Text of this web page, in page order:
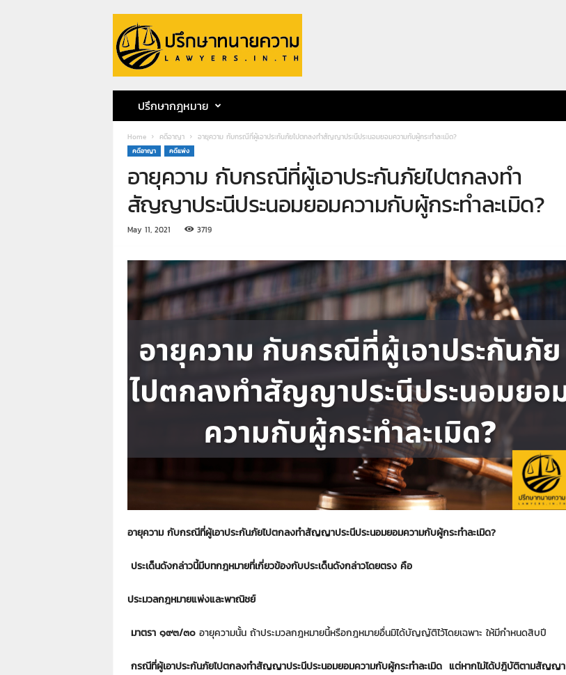
ป
ก
ษ
ปรึกษากฎหมาย
Home คดีอาญา อายุความ กับกรณีที่ผู้เอาประกันภัยไปตกลงทำสัญญาประนีประนอมยอมความกับผู้กระทำละเมิด?
คดีอาญา คดีแพ่ง
อายุความ กับกรณีที่ผู้เอาประกันภัยไปตกลงทำ
สัญญาประนีประนอมยอมความกับผู้กระทำละเมิด?
May 11, 2021 3719
อายุความ กับกรณีที่ผู้เอาประกันภัยไปตกลงทำสัญญาประนีประนอมยอมความกับผู้กระทำละเมิด?
ประเด็นดังกล่าวนี้มีบทกฎหมายที่เกี่ยวข้องกับประเด็นดังกล่าวโดยตรง คือ
ประมวลกฎหมายแพ่งและพาณิชย์
มาตรา ๑๙๓/๓๐ อายุความนั้น ถ้าประมวลกฎหมายนี้หรือกฎหมายอื่นมิได้บัญญัติไว้โดยเฉพาะ ให้มีกำหนดสิบปี
กรณีที่ผู้เอาประกันภัยไปตกลงทำสัญญาประนีประนอมยอมความกับผู้กระทำละเมิด แต่หากไม่ได้ปฎิบัติตามสัญญา